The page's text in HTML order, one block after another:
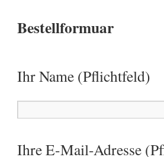
Bestellformuar
Ihr Name (Pflichtfeld)
Ihre E-Mail-Adresse